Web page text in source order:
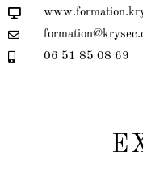
06 51 85 08 69